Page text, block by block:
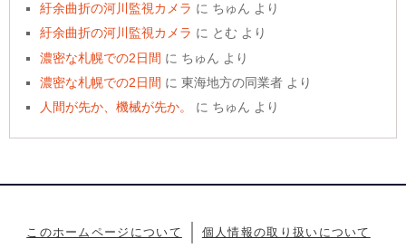
紆余曲折の河川監視カメラ に ちゅん より
紆余曲折の河川監視カメラ に とむ より
濃密な札幌での2日間 に ちゅん より
濃密な札幌での2日間 に東海地方の同業者 より
人間が先か、機械が先か。
に ちゅん より
このホームページについて 個人情報の取り扱いについて